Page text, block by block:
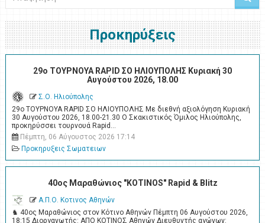
Προκηρύξεις
29ο ΤΟΥΡΝΟΥΑ RAPID ΣΟ ΗΛΙΟΥΠΟΛΗΣ Κυριακή 30
Αυγούστου 2026, 18.00
Σ.Ο. Ηλιούπολης
29ο ΤΟΥΡΝΟΥΑ RAPID ΣΟ ΗΛΙΟΥΠΟΛΗΣ Με διεθνή αξιολόγηση Κυριακή
30 Αυγούστου 2026, 18.00-21.30 Ο Σκακιστικός Όμιλος Ηλιούπολης,
προκηρύσσει τουρνουά Rapid…
Πέμπτη, 06 Αύγουστος 2026 17:14
Προκηρυξεις Σωματειων
40ος Μαραθώνιος "KOTINOS" Rapid & Blitz
Α.Π.Ο. Κοτινος Αθηνών
♞ 40ος Μαραθώνιος στον Κότινο Αθηνών Πέμπτη 06 Αυγούστου 2026,
18:15 Διοργανωτής: ΑΠΟ ΚΟΤΙΝΟΣ Αθηνών Διευθυντής αγώνων: